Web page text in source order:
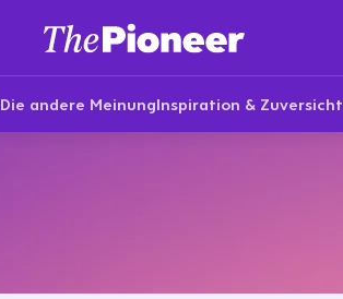
Die andere MeinungInspiration & Zuversicht